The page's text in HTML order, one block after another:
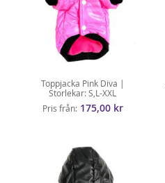
Toppjacka Pink Diva |
Storlekar: S,L-XXL
Pris från 175,00 kr